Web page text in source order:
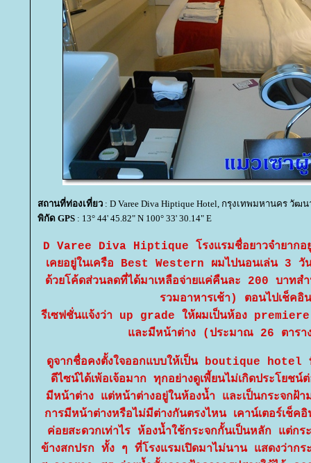
สถานที่ท่องเที่ยว : D Varee Diva Hiptique Hotel, กรุงเทพมหานคร วัฒน
พิกัด GPS : 13° 44' 45.82" N 100° 33' 30.14" E
D Varee Diva Hiptique โรงแรมชื่อยาวจำยากอ
เคยอยู่ในเครือ Best Western ผมไปนอนเล่น
ด้วยโค้ดส่วนลดที่ได้มาเหลือจ่ายแค่คืนละ 200 บาท
รวมอาหารเช้า) ตอนไปเช็คอิน
รีเซฟชั่นแจ้งว่า up grade ให้ผมเป็นห้อง
ละมีหน้าต่าง (ประมาณ 26 ตารา
ดูจากชื่อคงตั้งใจออกแบบให้เป็น boutique
ดีไซน์ได้เพ้อเจ้อมาก ทุกอย่างดูเพี้ยนไม่เกิดประโยช
มีหน้าต่าง แต่หน้าต่างอยู่ในห้องน้ำ และเป็นกระจกฝ้า
การมีหน้าต่างหรือไม่มีต่างกันตรงไหน เคาน์เตอร์เช็
ค่อยสะดวกเท่าไร ห้องน้ำใช้กระจกกั้นเป็นหลัก แต่กร
ข้างสกปรก ทั้ง ๆ ที่โรงแรมเปิดมาไม่นาน แสดงว่ากร